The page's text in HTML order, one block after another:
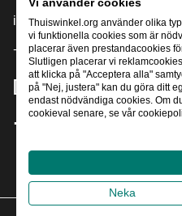
info@thuiswinkel.org
+31 (0)318 64 85 75
Vi använder cookies
Thuiswinkel.org använder olika
vi funktionella cookies som är
placerar även prestandacookies
Slutligen placerar vi
att klicka på "Acceptera alla"
på "Nej, justera" kan du göra ditt
endast nödvändiga cookies. Om
cookieval senare, se vår
Neka